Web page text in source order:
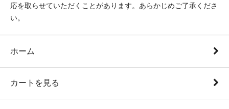
応を取らせていただくことがあります。あらかじめご了承くださ
い。
ホーム
カートを見る